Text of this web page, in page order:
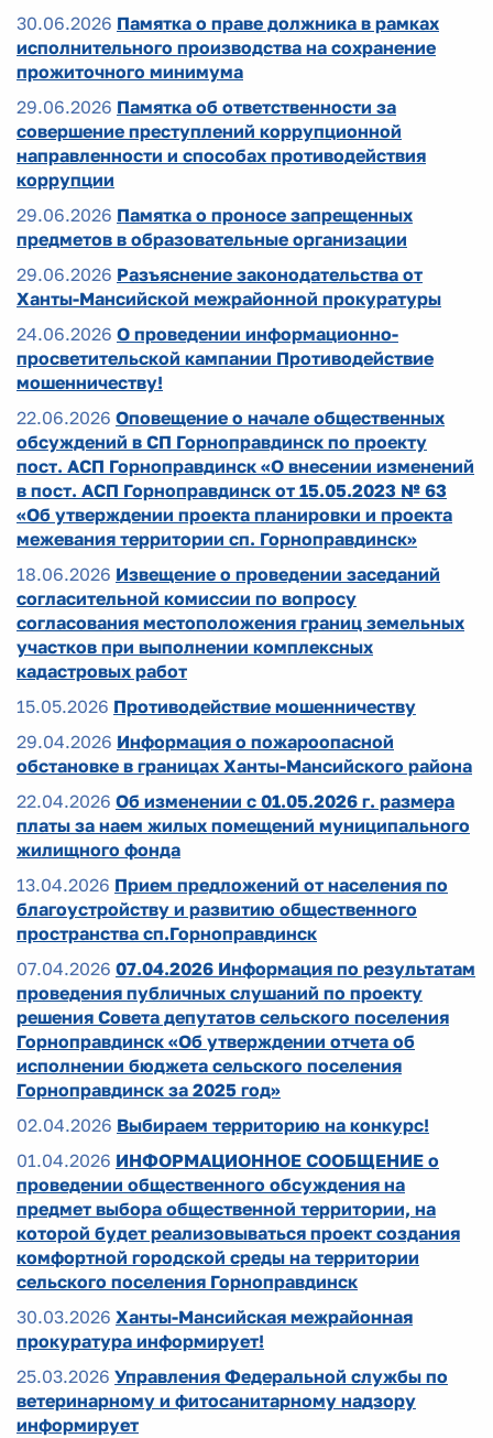
30.06.2026 Памятка о праве должника в рамках
исполнительного производства на сохранение
прожиточного минимума
29.06.2026 Памятка об ответственности за
совершение преступлений коррупционной
направленности и способах противодействия
коррупции
29.06.2026 Памятка о проносе запрещенных
предметов в образовательные организации
29.06.2026 Разъяснение законодательства от
Ханты-Мансийской межрайонной прокуратуры
24.06.2026 О проведении информационно-
просветительской кампании Противодействие
мошенничеству!
22.06.2026 Оповещение о начале общественных
обсуждений в СП Горноправдинск по проекту
пост. АСП Горноправдинск «О внесении изменений
в пост. АСП Горноправдинск от 15.05.2023 № 63
«Об утверждении проекта планировки и проекта
межевания территории сп. Горноправдинск»
18.06.2026 Извещение о проведении заседаний
согласительной комиссии по вопросу
согласования местоположения границ земельных
участков при выполнении комплексных
кадастровых работ
15.05.2026 Противодействие мошенничеству
29.04.2026 Информация о пожароопасной
обстановке в границах Ханты-Мансийского района
22.04.2026 Об изменении с 01.05.2026 г. размера
платы за наем жилых помещений муниципального
жилищного фонда
13.04.2026 Прием предложений от населения по
благоустройству и развитию общественного
пространства сп.Горноправдинск
07.04.2026 07.04.2026 Информация по результатам
проведения публичных слушаний по проекту
решения Совета депутатов сельского поселения
Горноправдинск «Об утверждении отчета об
исполнении бюджета сельского поселения
Горноправдинск за 2025 год»
02.04.2026 Выбираем территорию на конкурс!
01.04.2026 ИНФОРМАЦИОННОЕ СООБЩЕНИЕ о
проведении общественного обсуждения на
предмет выбора общественной территории, на
которой будет реализовываться проект создания
комфортной городской среды на территории
сельского поселения Горноправдинск
30.03.2026 Ханты-Мансийская межрайонная
прокуратура информирует!
25.03.2026 Управления Федеральной службы по
ветеринарному и фитосанитарному надзору
информирует